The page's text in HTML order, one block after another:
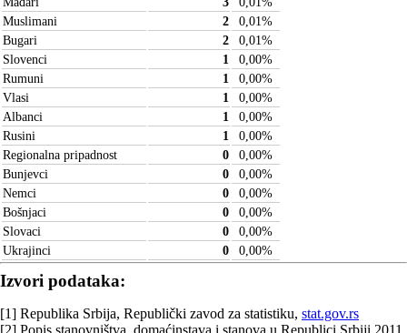
Muslimani
2 0,01 %
Bugari
2 0,01 %
Slovenci
1 0,00%
Rumuni
1 0,00%
Vlasi
1 0,00%
Albanci
1 0,00%
Rusini
1 0,00%
Regionalna pripadnost
0 0,00%
Bunjevci
0 0,00%
Nemci
0 0,00%
Bošnjaci
0 0,00%
Slovaci
0 0,00%
Ukrajinci
0 0,00%
Izvori podataka:
[1] Republika Srbija, Republički zavod za statistiku, stat.gov.rs
[2] Popis stanovništva, domaćinstava i stanova u Republici Srbiji 2011,